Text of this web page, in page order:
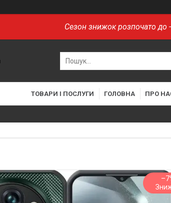
Сезон знижок розпочато до
ТОВАРИ І ПОСЛУГИ ГОЛОВНА ПРО